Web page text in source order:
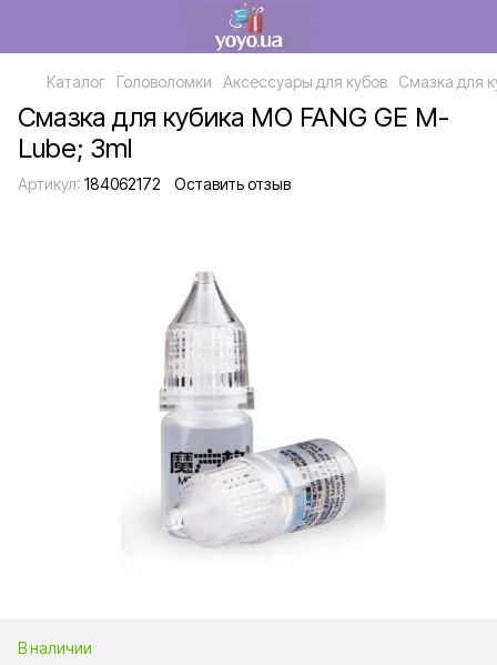
Каталог Головоломки Аксессуары для кубов Смазка для
Смазка для кубика MO FANG GE M-
Lube; 3ml
Артикул: 184062172 Оставить отзыв
В наличии